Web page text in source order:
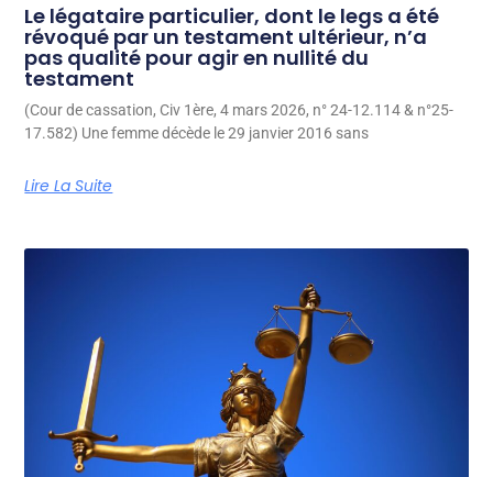
Le légataire particulier, dont le legs a été
révoqué par un testament ultérieur, n’a
pas qualité pour agir en nullité du
testament
(Cour de cassation, Civ 1ère, 4 mars 2026, n° 24-12.114 & n°25-
17.582) Une femme décède le 29 janvier 2016 sans
Lire La Suite